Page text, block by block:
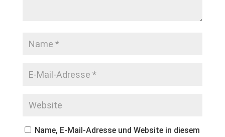
Name, E-Mail-Adresse und Website in diesem